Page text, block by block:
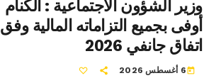
وزير الشؤون الاجتماعية : الكنام
أوفى بجميع التزاماته المالية وفق
اتفاق جانفي 2026
today 6 أغسطس 2026